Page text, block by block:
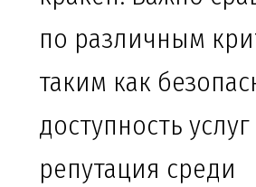
по различным
таким как
доступность услуг
репутация среди